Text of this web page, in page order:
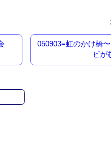
050903=虹のかけ橋
ビが